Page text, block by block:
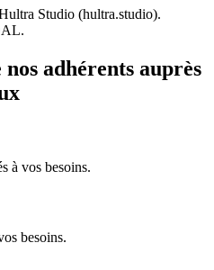
Studio (hultra.studio).
nos adhérents auprès
à vos besoins.
besoins.